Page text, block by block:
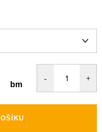
bm